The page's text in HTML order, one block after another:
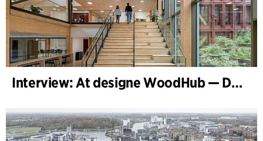
Interview: At designe WoodHub — Danmarks største træbyggeri